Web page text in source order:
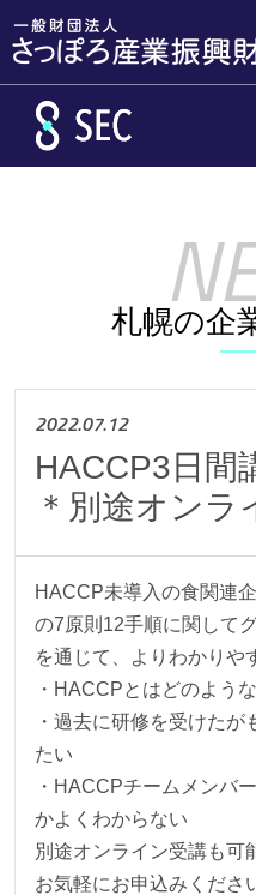
札幌の企
2022.07.12
HACCP3日間
＊別途オンラ
HACCP未導入の食関連
の7原則12手順に関して
を通じて、よりわかりや
・HACCPとはどのよう
・過去に研修を受けた
たい
・HACCPチームメンバ
かよくわからない
別途オンライン受講も可
お気軽にお申込みくださ